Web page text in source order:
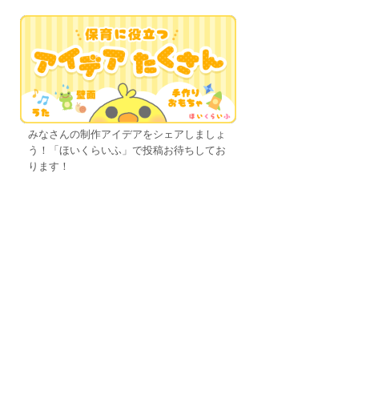
みなさんの制作アイデアをシェアしましょ
う！「ほいくらいふ」で投稿お待ちしてお
ります！